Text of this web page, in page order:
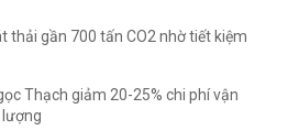
thải gần 700 tấn CO2 nhờ tiết kiệm
Thạch giảm 20-25% chi phí vận